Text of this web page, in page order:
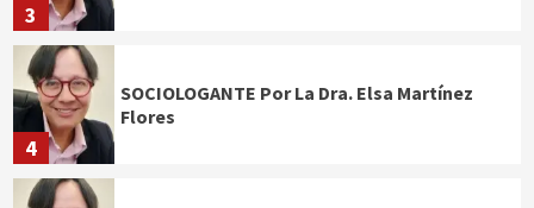
3
4
SOCIOLOGANTE Por La Dra. Elsa Martínez
Flores